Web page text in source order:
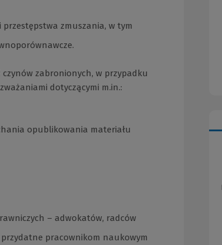
zmuszania, w tym
zabronionych, w przypadku
dotyczącymi m.in.:
opublikowania materiału
– adwokatów, radców
pracownikom naukowym